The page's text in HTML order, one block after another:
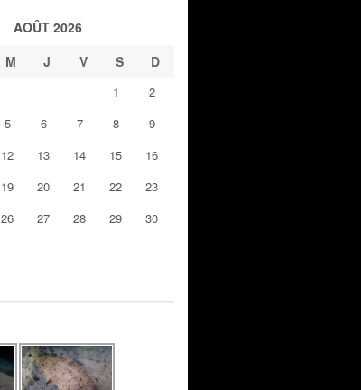
AOÛT 2026
M J V S D
1
2
5 6 7 8
9
12 13 14 15
16
19 20 21 22
23
26 27 28 29
30